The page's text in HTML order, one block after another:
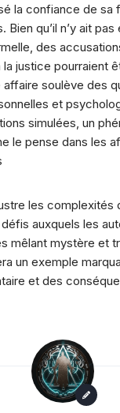
la confiance de sa
Bien qu’il n’y ait pas
des
la justice pourraient
soulève des
et
simulées, un
le pense dans les
les complexités
auxquels les
mêlant mystère et
un exemple
et des